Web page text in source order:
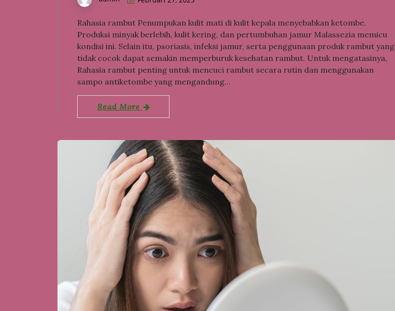
Rahasia rambut Penumpukan kulit mati di kulit kepala menyebabkan ketombe.
Produksi minyak berlebih, kulit kering, dan pertumbuhan jamur Malassezia memicu
kondisi ini. Selain itu, psoriasis, infeksi jamur, serta penggunaan produk rambut yang
tidak cocok dapat semakin memperburuk kesehatan rambut. Untuk mengatasinya,
Rahasia rambut penting untuk mencuci rambut secara rutin dan menggunakan
sampo antiketombe yang mengandung…
Read More